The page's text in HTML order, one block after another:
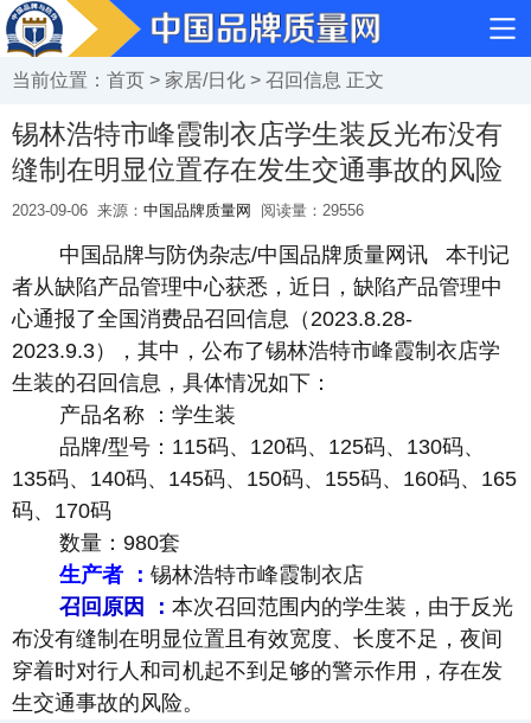
当前位置： 首页 > 家居/日化 > 召回信息 正文
锡林浩特市峰霞制衣店学生装反光布没有
缝制在明显位置存在发生交通事故的风险
2023-09-06 来源： 中国品牌质量网 阅读量： 29556
中国品牌与防伪杂志/中国品牌质量网讯 本刊记
者从缺陷产品管理中心获悉，近日，缺陷产品管理中
心通报了全国消费品召回信息（2023.8.28-
2023.9.3），其中，公布了锡林浩特市峰霞制衣店学
生装的召回信息，具体情况如下：
产品名称 ：学生装
品牌/型号：115码、120码、125码、130码、
135码、140码、145码、150码、155码、160码、165
码、170码
数量：980套
生产者 ： 锡林浩特市峰霞制衣店
召回原因 ： 本次召回范围内的学生装，由于反光
布没有缝制在明显位置且有效宽度、长度不足，夜间
穿着时对行人和司机起不到足够的警示作用，存在发
生交通事故的风险。